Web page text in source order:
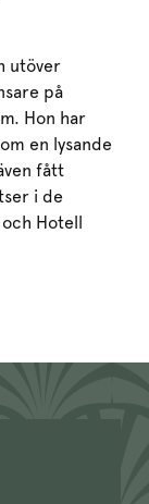
utöver
på
Hon har
en lysande
fått
i de
Hotell